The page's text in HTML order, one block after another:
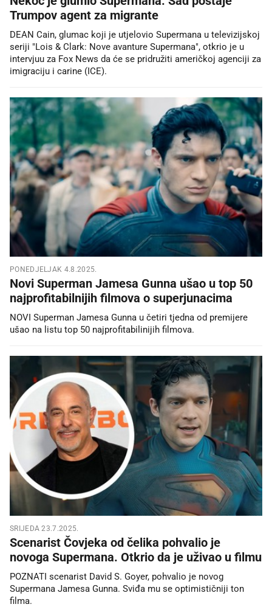
Trumpov agent za migrante
DEAN Cain, glumac koji je utjelovio Supermana u televizijskoj
seriji "Lois & Clark: Nove avanture Supermana", otkrio je u
intervjuu za Fox News da će se pridružiti američkoj agenciji za
imigraciju i carine (ICE).
PONEDJELJAK 4.8.2025.
Novi Superman Jamesa Gunna ušao u top 50
najprofitabilnijih filmova o superjunacima
NOVI Superman Jamesa Gunna u četiri tjedna od premijere
ušao na listu top 50 najprofitabilinijih filmova.
SRIJEDA 23.7.2025.
Scenarist Čovjeka od čelika pohvalio je
novoga Supermana. Otkrio da je uživao u filmu
POZNATI scenarist David S. Goyer, pohvalio je novog
Supermana Jamesa Gunna. Sviđa mu se optimističniji ton
filma.